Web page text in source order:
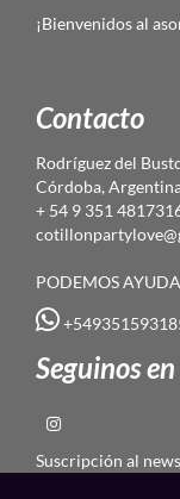
¡Bienvenidos al
Contacto
Rodríguez del
Córdoba,
+ 54 9 351
PODEMOS
Seguinos
Suscripción al